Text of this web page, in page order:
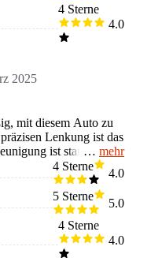
4 Sterne
4.0
2025
mit diesem Auto zu
Lenkung ist das
ist stark, und
und lässt sich
hat eine hohe
zu wirken. Vor
bei hoher
gut. Dafür ist
den Alltag.
mehr
4 Sterne
4.0
5 Sterne
5.0
4 Sterne
4.0